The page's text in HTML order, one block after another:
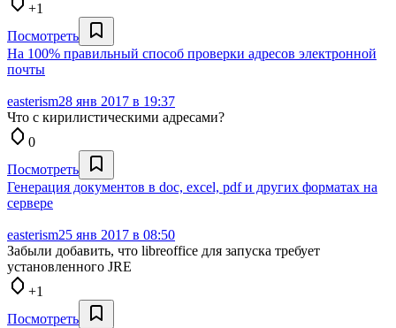
+1
Посмотреть
На 100% правильный способ проверки адресов электронной
почты
easterism28 янв 2017 в 19:37
Что с кирилистическими адресами?
0
Посмотреть
Генерация документов в doc, excel, pdf и других форматах на
сервере
easterism25 янв 2017 в 08:50
Забыли добавить, что libreoffice для запуска требует
установленного JRE
+1
Посмотреть